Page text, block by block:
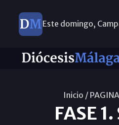
Este domingo,
Inicio /
FASE